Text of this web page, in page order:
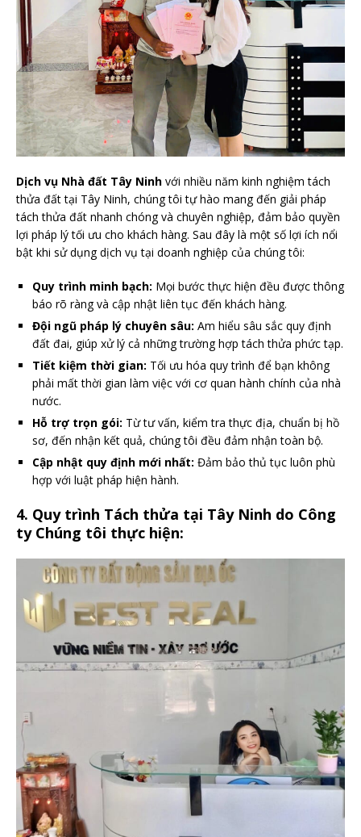
Dịch vụ Nhà đất Tây Ninh với nhiều năm kinh nghiệm tách
thửa đất tại Tây Ninh, chúng tôi tự hào mang đến giải pháp
tách thửa đất nhanh chóng và chuyên nghiệp, đảm bảo quyền
lợi pháp lý tối ưu cho khách hàng. Sau đây là một số lợi ích nổi
bật khi sử dụng dịch vụ tại doanh nghiệp của chúng tôi:
Quy trình minh bạch: Mọi bước thực hiện đều được thông
báo rõ ràng và cập nhật liên tục đến khách hàng.
Đội ngũ pháp lý chuyên sâu: Am hiểu sâu sắc quy định
đất đai, giúp xử lý cả những trường hợp tách thửa phức tạp.
Tiết kiệm thời gian: Tối ưu hóa quy trình để bạn không
phải mất thời gian làm việc với cơ quan hành chính của nhà
nước.
Hỗ trợ trọn gói: Từ tư vấn, kiểm tra thực địa, chuẩn bị hồ
sơ, đến nhận kết quả, chúng tôi đều đảm nhận toàn bộ.
Cập nhật quy định mới nhất: Đảm bảo thủ tục luôn phù
hợp với luật pháp hiện hành.
4. Quy trình Tách thửa tại Tây Ninh do Công
ty Chúng tôi thực hiện: